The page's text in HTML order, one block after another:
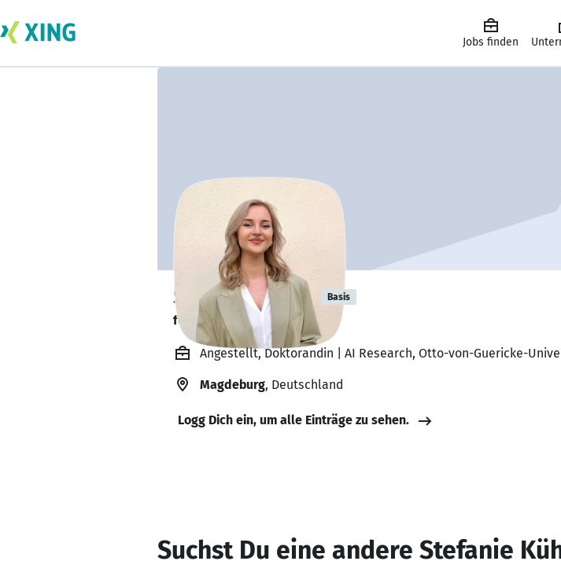
Jobs finden
Stefanie Kühn Basis
forscht zu einem Thema.
Angestellt, Doktorandin | AI Research, Otto-von-Guericke-
Magdeburg, Deutschland
Logg Dich ein, um alle Einträge zu sehen.
Suchst Du eine andere Stefanie